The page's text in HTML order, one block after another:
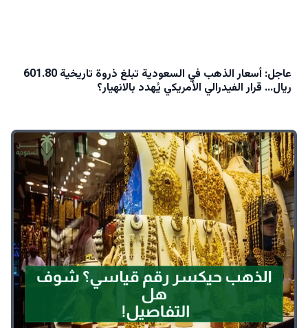
عاجل: أسعار الذهب في السعودية تبلغ ذروة تاريخية 601.80
ريال… قرار الفيدرالي الأمريكي يُهدد بالانهيار؟